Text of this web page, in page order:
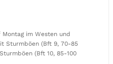
im Westen und
Sturmböen (Bft 9, 70-85
(Bft 10, 85-100